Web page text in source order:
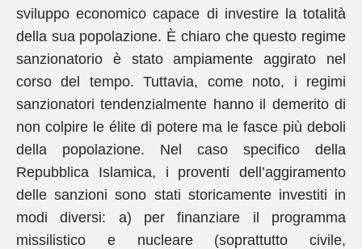
sviluppo economico capace di investire la totalità
della sua popolazione. È chiaro che questo regime
sanzionatorio è stato ampiamente aggirato nel
corso del tempo. Tuttavia, come noto, i regimi
sanzionatori tendenzialmente hanno il demerito di
non colpire le élite di potere ma le fasce più deboli
della popolazione. Nel caso specifico della
Repubblica Islamica, i proventi dell’aggiramento
delle sanzioni sono stati storicamente investiti in
modi diversi: a) per finanziare il programma
missilistico e nucleare (soprattutto civile,